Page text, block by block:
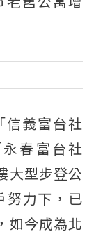
信義富台社
春富台社
大型步登公
努力下，已
如今成為北